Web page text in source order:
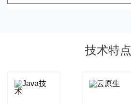
技术特点